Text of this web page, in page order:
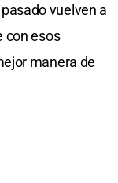
vuelven a
con esos
manera de